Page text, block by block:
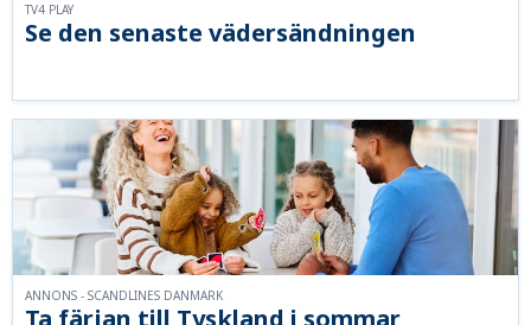
Se den senaste vädersändningen
TV4 PLAY
ANNONS - SCANDLINES DANMARK